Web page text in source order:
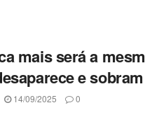
mais será a
e
14/09/2025 0